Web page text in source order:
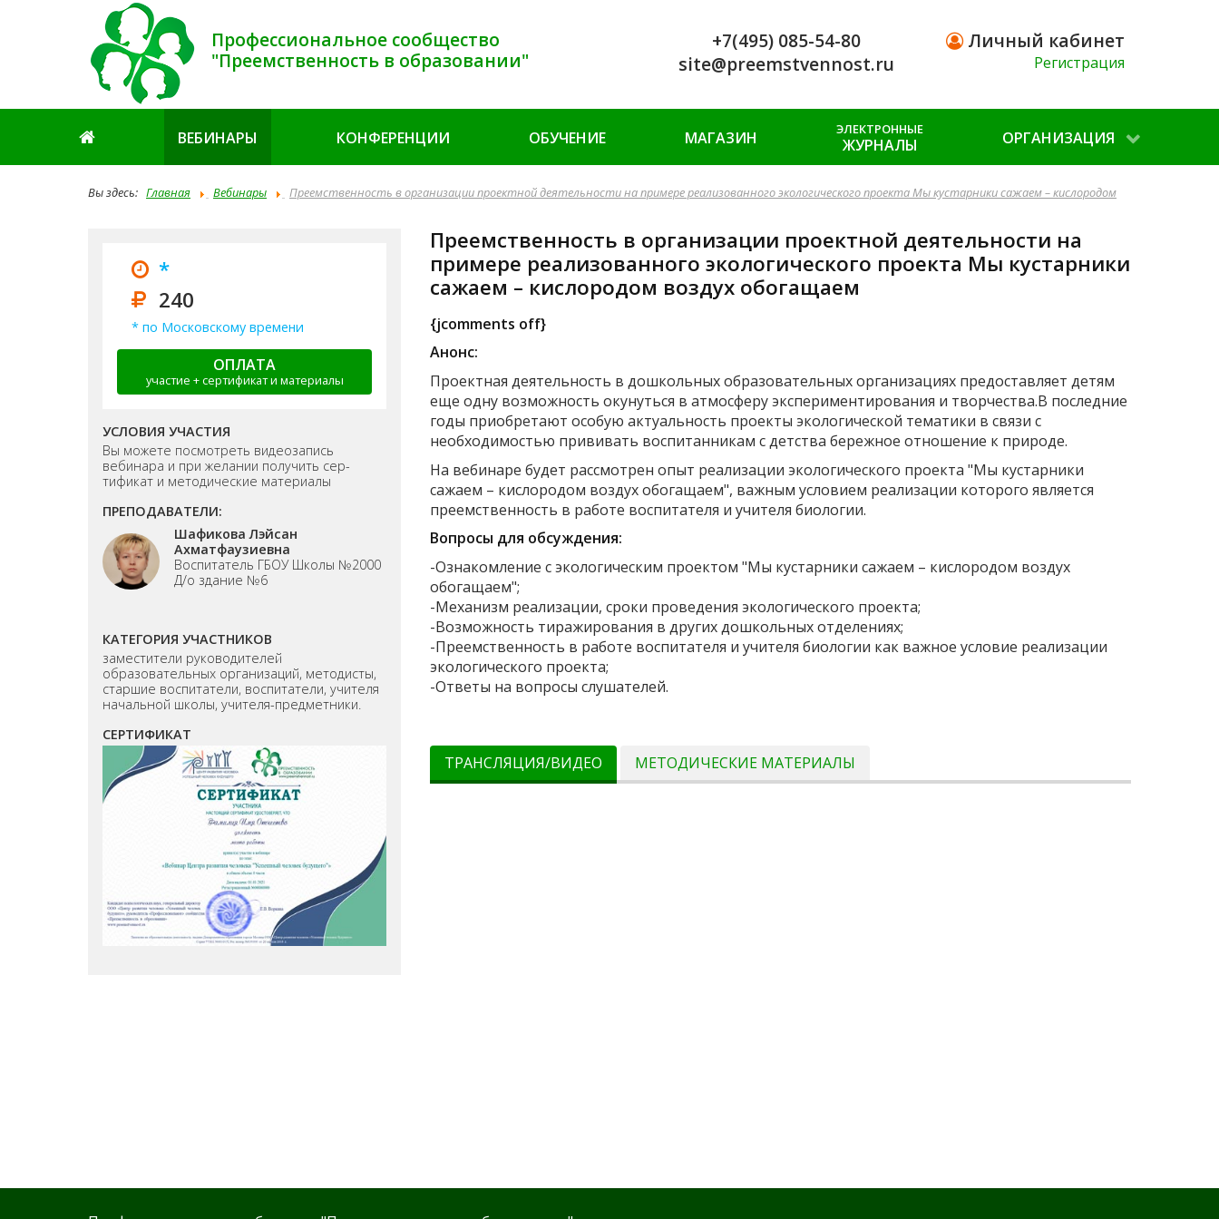
Профессиональное сообщество
"Преемственность в образовании"
+7(495) 085-54-80
site@preemstvennost.ru
Личный кабинет
Регистрация
ВЕБИНАРЫ КОНФЕРЕНЦИИ ОБУЧЕНИЕ МАГАЗИН ЭЛЕКТРОННЫЕ
ЖУРНАЛЫ ОРГАНИЗАЦИЯ
Вы здесь: Главная Вебинары
Преемственность в организации проектной деятельности на примере реализованного экологического проекта Мы кустарники сажаем – кислородом
*
240
* по Московскому времени
ОПЛАТА
участие + сертификат и материалы
УСЛОВИЯ УЧАСТИЯ
Вы можете посмотреть видеозапись
вебинара и при желании получить сер-
тификат и методические материалы
ПРЕПОДАВАТЕЛИ:
Шафикова Лэйсан
Ахматфаузиевна
Воспитатель ГБОУ Школы №2000
Д/о здание №6
КАТЕГОРИЯ УЧАСТНИКОВ
заместители руководителей
образовательных организаций, методисты,
старшие воспитатели, воспитатели, учителя
начальной школы, учителя-предметники.
СЕРТИФИКАТ
Преемственность в организации проектной деятельности на
примере реализованного экологического проекта Мы кустарники
сажаем – кислородом воздух обогащаем
{jcomments off}
Анонс:
Проектная деятельность в дошкольных образовательных организациях предоставляет детям
еще одну возможность окунуться в атмосферу экспериментирования и творчества.В последние
годы приобретают особую актуальность проекты экологической тематики в связи с
необходимостью прививать воспитанникам с детства бережное отношение к природе.
На вебинаре будет рассмотрен опыт реализации экологического проекта "Мы кустарники
сажаем – кислородом воздух обогащаем", важным условием реализации которого является
преемственность в работе воспитателя и учителя биологии.
Вопросы для обсуждения:
-Ознакомление с экологическим проектом "Мы кустарники сажаем – кислородом воздух
обогащаем";
-Механизм реализации, сроки проведения экологического проекта;
-Возможность тиражирования в других дошкольных отделениях;
-Преемственность в работе воспитателя и учителя биологии как важное условие реализации
экологического проекта;
-Ответы на вопросы слушателей.
ТРАНСЛЯЦИЯ/ВИДЕО МЕТОДИЧЕСКИЕ МАТЕРИАЛЫ